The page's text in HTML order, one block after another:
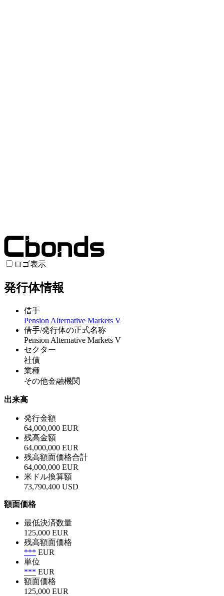
ロゴ表示
発行体情報
借手
Pension Alternative Markets V
借手/発行体の正式名称
Pension Alternative Markets V
セクター
社債
業種
その他金融機関
出来高
発行金額
64,000,000 EUR
残高金額
64,000,000 EUR
残高額面価格合計
64,000,000 EUR
米ドル換算額
73,790,400 USD
額面価格
最低決済数量
125,000 EUR
残高額面価格
*** EUR
単位
*** EUR
額面価格
125,000 EUR